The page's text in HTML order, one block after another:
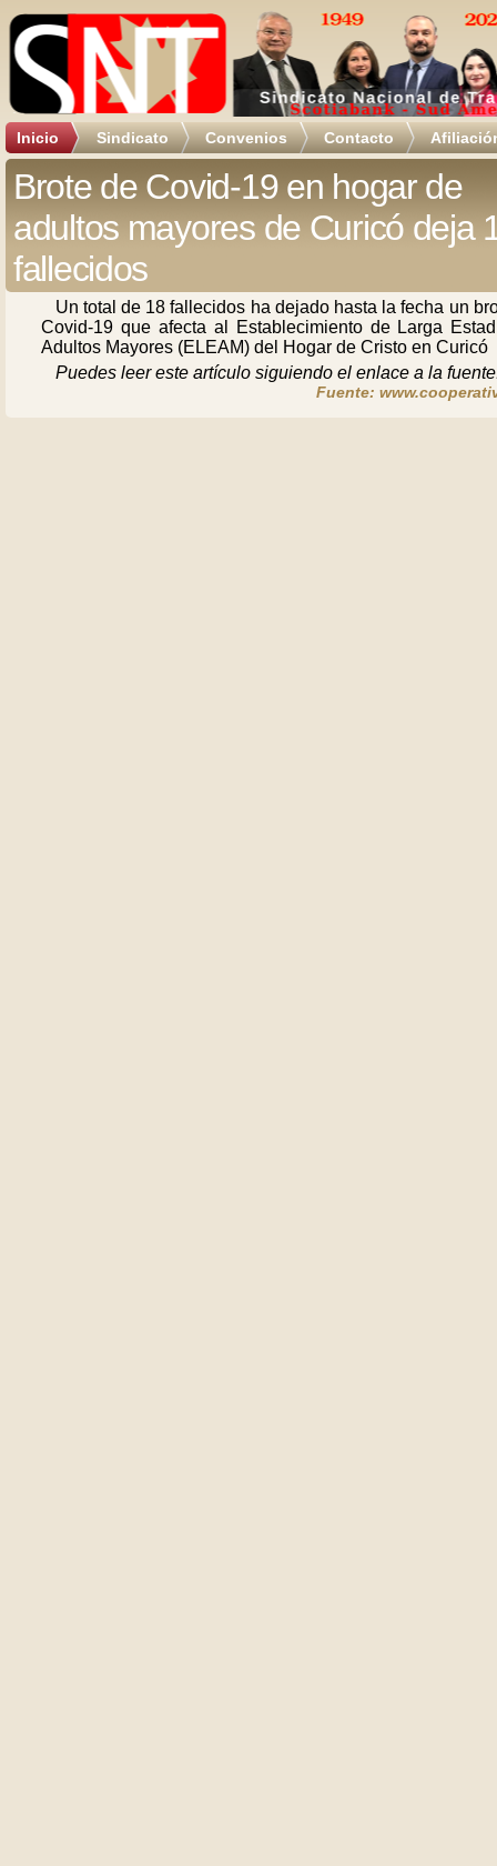
Inicio Sindicato Convenios Contacto
Brote de Covid-19 en hogar de
adultos mayores de Curicó deja
fallecidos
Un total de 18 fallecidos ha dejado hasta la fecha un
Covid-19 que afecta al Establecimiento de Larga
Adultos Mayores (ELEAM) del Hogar de Cristo en Curicó
Puedes leer este artículo siguiendo el enlace a la
Fuente: